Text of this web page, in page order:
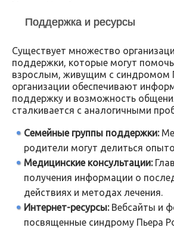
Поддержка и ресурсы
Существует множество
поддержки, которые могут
взрослым, живущим с синдромом
организации обеспечивают
поддержку и возможность
сталкивается с аналогичными
Семейные группы поддержки:
родители могут делиться
Медицинские консультации:
получения информации о
действиях и методах лечения.
Интернет-ресурсы:Вебсайты и
посвященные синдрому Пьера